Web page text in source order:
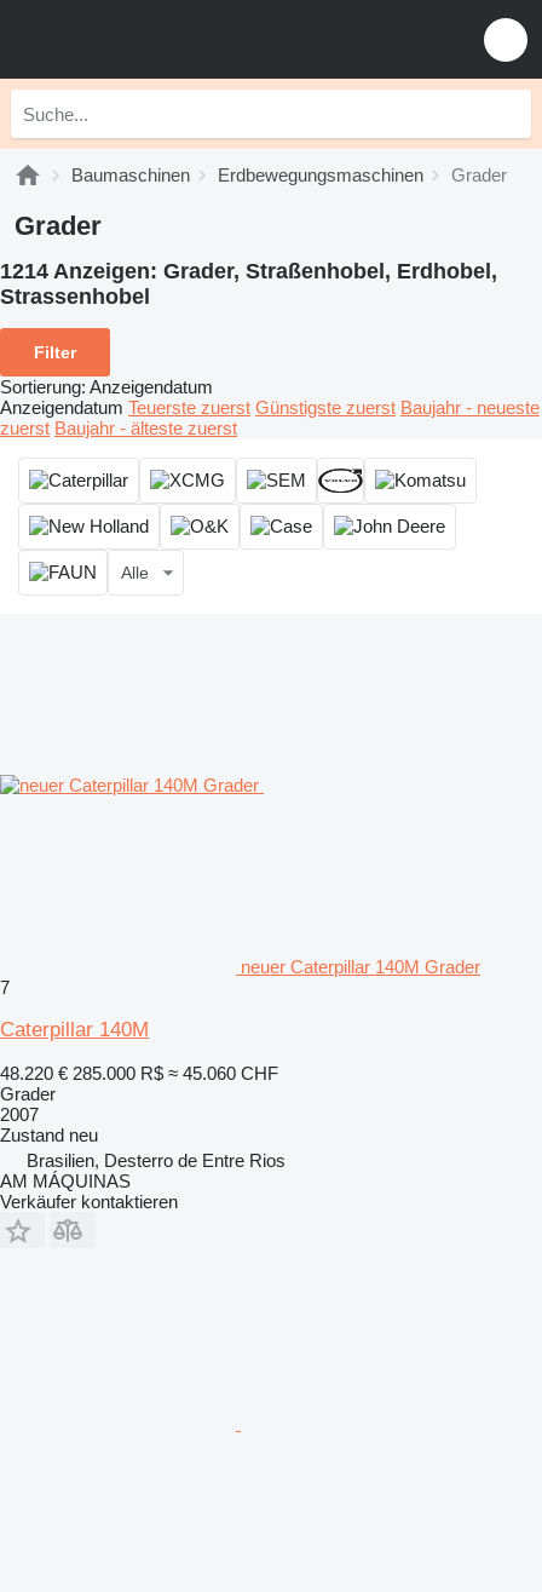
Baumaschinen Erdbewegungsmaschinen Grader
Grader
1214 Anzeigen: Grader, Straßenhobel, Erdhobel,
Strassenhobel
Filter
Sortierung: Anzeigendatum
Anzeigendatum Teuerste zuerst Günstigste zuerst Baujahr - neueste
zuerst Baujahr - älteste zuerst
Alle
neuer Caterpillar 140M Grader
7
Caterpillar 140M
48.220 € 285.000 R$ ≈ 45.060 CHF
Grader
2007
Zustand neu
Brasilien, Desterro de Entre Rios
AM MÁQUINAS
Verkäufer kontaktieren